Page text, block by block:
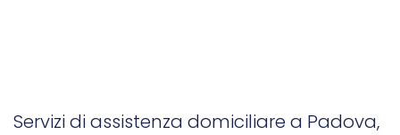
Servizi di assistenza domiciliare a Padova,